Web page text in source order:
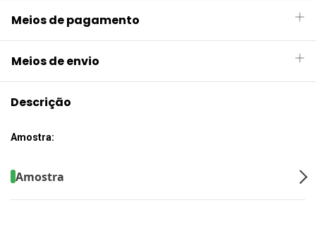
Meios de pagamento
Meios de envio
Descrição
Amostra:
Amostra